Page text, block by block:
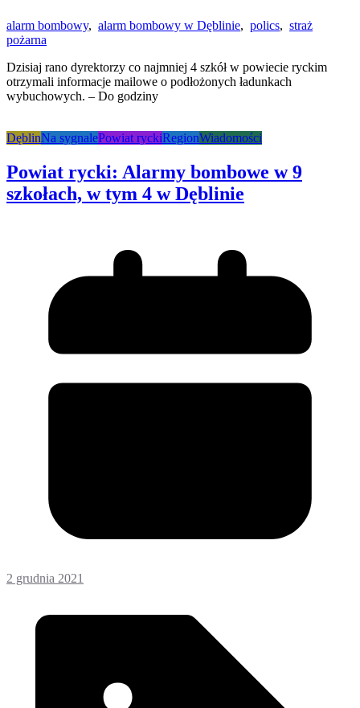
alarm bombowy, alarm bombowy w Dęblinie, polics, straż
pożarna
Dzisiaj rano dyrektorzy co najmniej 4 szkół w powiecie ryckim
otrzymali informacje mailowe o podłożonych ładunkach
wybuchowych. – Do godziny
DęblinNa sygnalePowiat ryckiRegionWiadomości
Powiat rycki: Alarmy bombowe w 9
szkołach, w tym 4 w Dęblinie
2 grudnia 2021